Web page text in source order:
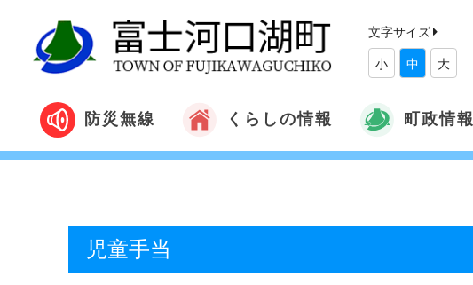
文字サイズ
小 中 大
防災無線 くらしの情報 町政情報
児童手当